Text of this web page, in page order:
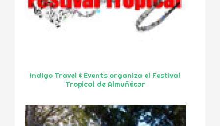
Indigo Travel & Events organiza el Festival
Tropical de Almuñécar